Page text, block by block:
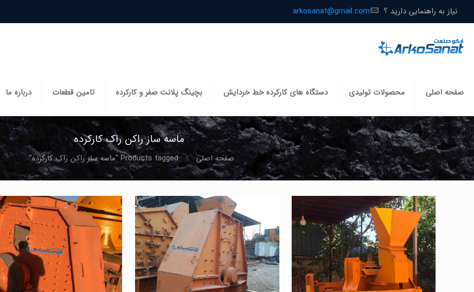
نیاز به راهنمایی دارید ؟ arkosanat@gmail.com
صفحه اصلی محصولات تولیدی دستگاه های کارکرده خط خردایش بچینگ پلانت صفر و کارکرده تامین قطعات درباره ما
ماسه ساز راکن راک کارکرده
صفحه اصلی Products tagged “ماسه ساز راکن راک کارکرده”